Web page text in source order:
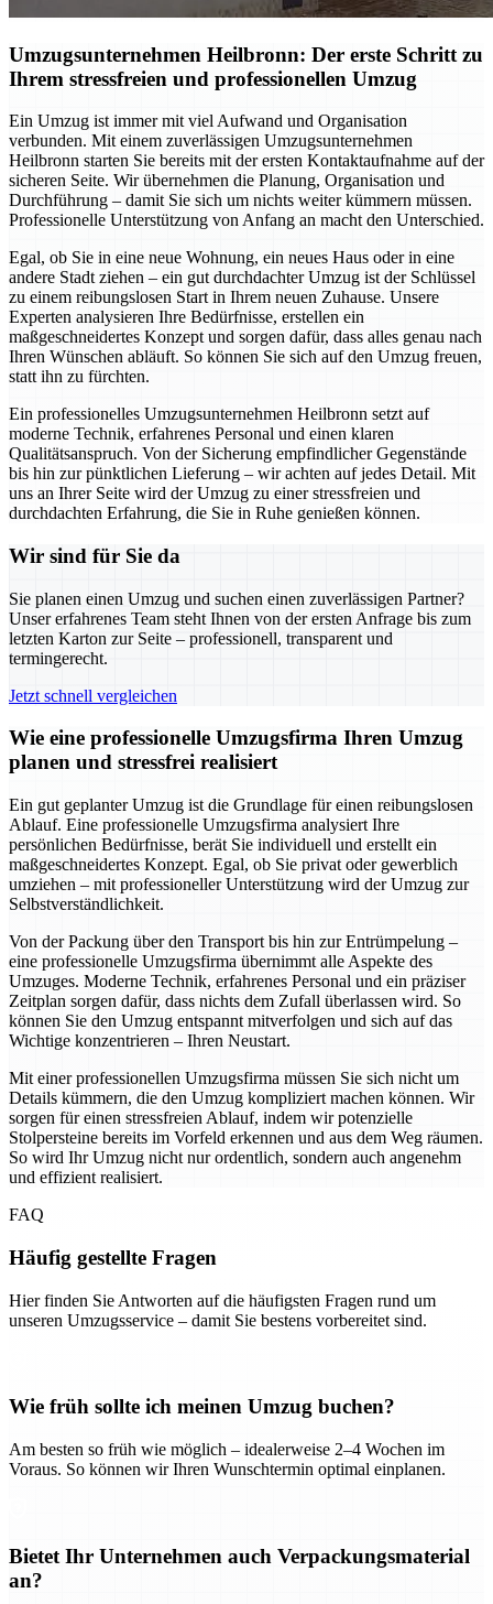
Umzugsunternehmen Heilbronn: Der erste Schritt zu
Ihrem stressfreien und professionellen Umzug
Ein Umzug ist immer mit viel Aufwand und Organisation
verbunden. Mit einem zuverlässigen Umzugsunternehmen
Heilbronn starten Sie bereits mit der ersten Kontaktaufnahme auf der
sicheren Seite. Wir übernehmen die Planung, Organisation und
Durchführung – damit Sie sich um nichts weiter kümmern müssen.
Professionelle Unterstützung von Anfang an macht den Unterschied.
Egal, ob Sie in eine neue Wohnung, ein neues Haus oder in eine
andere Stadt ziehen – ein gut durchdachter Umzug ist der Schlüssel
zu einem reibungslosen Start in Ihrem neuen Zuhause. Unsere
Experten analysieren Ihre Bedürfnisse, erstellen ein
maßgeschneidertes Konzept und sorgen dafür, dass alles genau nach
Ihren Wünschen abläuft. So können Sie sich auf den Umzug freuen,
statt ihn zu fürchten.
Ein professionelles Umzugsunternehmen Heilbronn setzt auf
moderne Technik, erfahrenes Personal und einen klaren
Qualitätsanspruch. Von der Sicherung empfindlicher Gegenstände
bis hin zur pünktlichen Lieferung – wir achten auf jedes Detail. Mit
uns an Ihrer Seite wird der Umzug zu einer stressfreien und
durchdachten Erfahrung, die Sie in Ruhe genießen können.
Wir sind für Sie da
Sie planen einen Umzug und suchen einen zuverlässigen Partner?
Unser erfahrenes Team steht Ihnen von der ersten Anfrage bis zum
letzten Karton zur Seite – professionell, transparent und
termingerecht.
Jetzt schnell vergleichen
Wie eine professionelle Umzugsfirma Ihren Umzug
planen und stressfrei realisiert
Ein gut geplanter Umzug ist die Grundlage für einen reibungslosen
Ablauf. Eine professionelle Umzugsfirma analysiert Ihre
persönlichen Bedürfnisse, berät Sie individuell und erstellt ein
maßgeschneidertes Konzept. Egal, ob Sie privat oder gewerblich
umziehen – mit professioneller Unterstützung wird der Umzug zur
Selbstverständlichkeit.
Von der Packung über den Transport bis hin zur Entrümpelung –
eine professionelle Umzugsfirma übernimmt alle Aspekte des
Umzuges. Moderne Technik, erfahrenes Personal und ein präziser
Zeitplan sorgen dafür, dass nichts dem Zufall überlassen wird. So
können Sie den Umzug entspannt mitverfolgen und sich auf das
Wichtige konzentrieren – Ihren Neustart.
Mit einer professionellen Umzugsfirma müssen Sie sich nicht um
Details kümmern, die den Umzug kompliziert machen können. Wir
sorgen für einen stressfreien Ablauf, indem wir potenzielle
Stolpersteine bereits im Vorfeld erkennen und aus dem Weg räumen.
So wird Ihr Umzug nicht nur ordentlich, sondern auch angenehm
und effizient realisiert.
FAQ
Häufig gestellte Fragen
Hier finden Sie Antworten auf die häufigsten Fragen rund um
unseren Umzugsservice – damit Sie bestens vorbereitet sind.
Wie früh sollte ich meinen Umzug buchen?
Am besten so früh wie möglich – idealerweise 2–4 Wochen im
Voraus. So können wir Ihren Wunschtermin optimal einplanen.
Bietet Ihr Unternehmen auch Verpackungsmaterial
an?